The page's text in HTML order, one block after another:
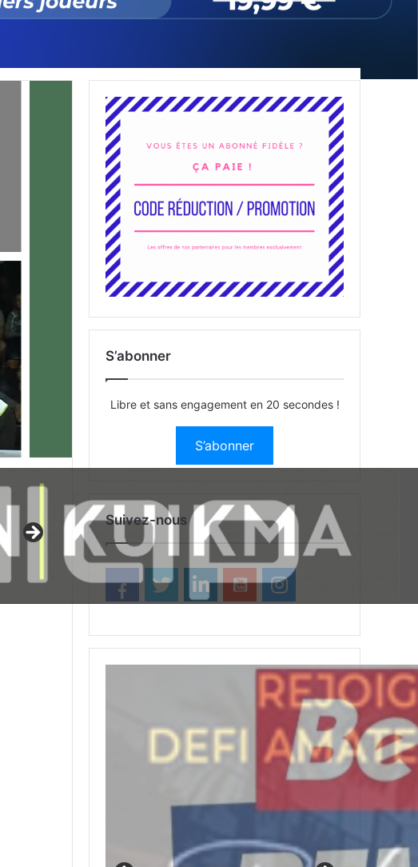
S’abonner
Libre et sans engagement en 20 secondes !
S’abonner
Suivez-nous